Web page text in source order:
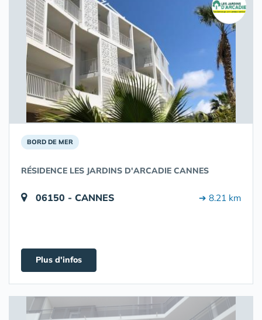
BORD DE MER
RÉSIDENCE LES JARDINS D'ARCADIE CANNES
06150 - CANNES ➔ 8.21 km
Plus d'infos